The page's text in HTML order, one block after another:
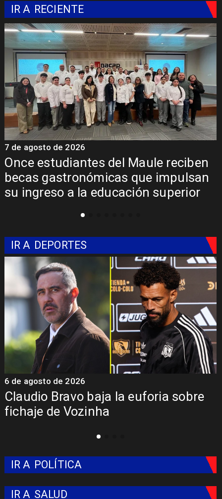
IR A RECIENTE
Once estudiantes del Maule reciben
becas gastronómicas que impulsan
su ingreso a la educación superior
7 de agosto de 2026
IR A DEPORTES
Claudio Bravo baja la euforia sobre
fichaje de Vozinha
6 de agosto de 2026
IR A POLÍTICA
IR A SALUD